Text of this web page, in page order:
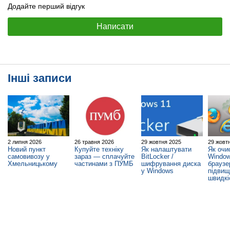
Додайте перший відгук
Написати
Інші записи
2 липня 2026
Новий пункт
самовивозу у
Хмельницькому
26 травня 2026
Купуйте техніку
зараз — сплачуйте
частинами з ПУМБ
29 жовтня 2025
Як налаштувати
BitLocker /
шифрування диска
у Windows
29
Як